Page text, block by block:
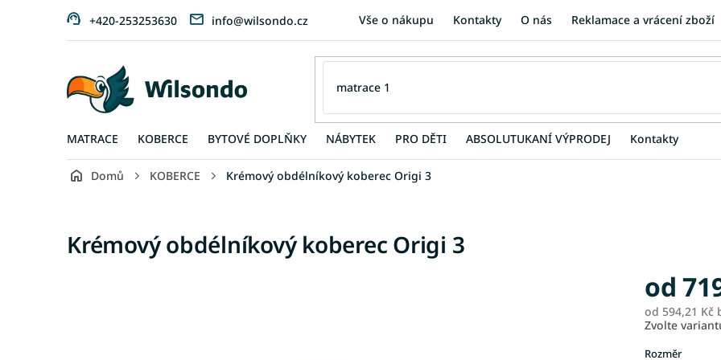
+420-253253630 info@wilsondo.cz Vše o nákupu Kontakty O nás Reklamace a vrácení zboží
MATRACE KOBERCE BYTOVÉ DOPLŇKY NÁBYTEK PRO DĚTI ABSOLUTUKANÍ VÝPRODEJ Kontakty
Domů KOBERCE Krémový obdélníkový koberec Origi 3
Krémový obdélníkový koberec Origi 3
od
od 594,21 Kč
Zvolte
Rozměr